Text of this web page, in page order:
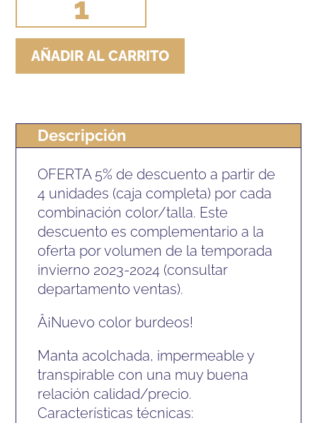
DEVA
EXTERIOR
AÑADIR AL CARRITO
Descripción
OFERTA 5% de descuento a partir de
4 unidades (caja completa) por cada
combinación color/talla. Este
descuento es complementario a la
oferta por volumen de la temporada
invierno 2023-2024 (consultar
departamento ventas).
Â¡Nuevo color burdeos!
Manta acolchada, impermeable y
transpirable con una muy buena
relación calidad/precio.
Características técnicas: